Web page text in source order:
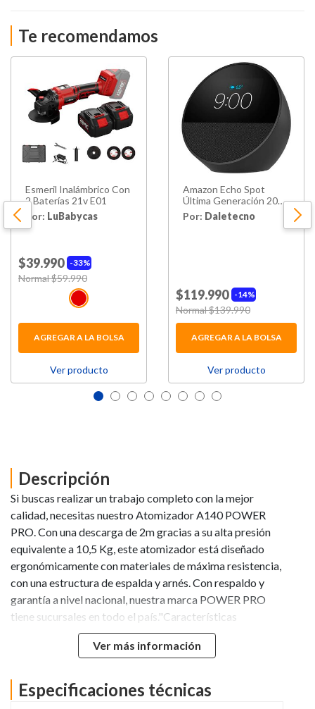
Te recomendamos
Esmeril Inalámbrico Con
2 Baterías 21v E01
Por: LuBabycas
33%
$39.990
Price reduced from
Normal $59.990
AGREGAR A LA BOLSA
Ver producto
Amazon Echo Spot
Última Generación 2025
Alexa Color Negro
Por: Daletecno
14%
$119.990
Price reduced from
Normal $139.990
AGREGAR A LA BOLSA
Ver producto
Descripción
Si buscas realizar un trabajo completo con la mejor
calidad, necesitas nuestro Atomizador A140 POWER
PRO. Con una descarga de 2m gracias a su alta presión
equivalente a 10,5 Kg, este atomizador está diseñado
ergonómicamente con materiales de máxima resistencia,
con una estructura de espalda y arnés. Con respaldo y
garantía a nivel nacional, nuestra marca POWER PRO
tiene sucursales en todo el país."Características
Técnicas:Tipo de Motor: 2 Tiempos, 41,5
ccRefrigeración: Por AireAspiración: NaturalPotencia
Tanque Químico: 14 LTanque de Combustible: 1,2
LPartida: Manual"
Ver más información
Especificaciones técnicas